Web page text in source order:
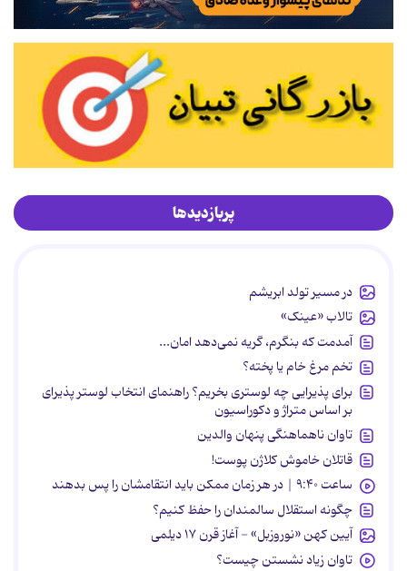
پربازدیدها
در مسیر تولد ابریشم
تالاب «عینک»
آمدمت که بنگرم، گریه نمی‌دهد امان...
تخم مرغ خام یا پخته؟
برای پذیرایی چه لوستری بخریم؟ راهنمای انتخاب لوستر پذیرای
بر اساس متراژ و دکوراسیون
تاوان ناهماهنگی پنهان والدین
قاتلان خاموش کلاژن پوست!
ساعت ۹:۴۰ | در هر زمان ممکن باید انتقامشان را پس بدهند
چگونه استقلال سالمندان را حفظ کنیم؟
آیین کهن «نوروزبل» - آغاز قرن ۱۷ دیلمی
تاوان زیاد نشستن چیست؟